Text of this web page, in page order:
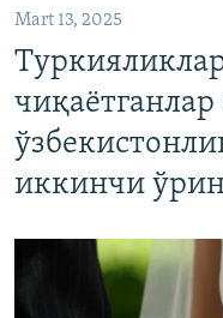
Mart 13, 2025
чиқаётганлар
иккинчи